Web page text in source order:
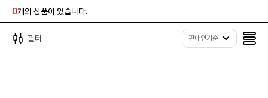
0개의 상품이 있습니다.
필터 판매인기순